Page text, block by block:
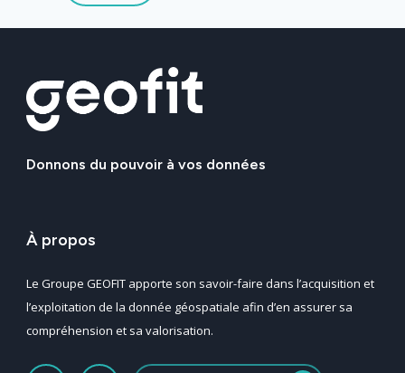
Donnons du pouvoir à vos données
À propos
Le Groupe GEOFIT apporte son savoir-faire dans l’acquisition et
l’exploitation de la donnée géospatiale afin d’en assurer sa
compréhension et sa valorisation.